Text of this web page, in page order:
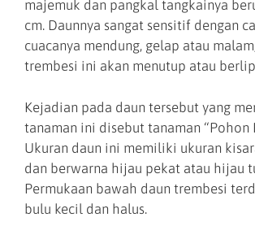
majemuk dan pangkal tangkainya
cm. Daunnya sangat sensitif dengan
cuacanya mendung, gelap atau
trembesi ini akan menutup atau
Kejadian pada daun tersebut yang
tanaman ini disebut tanaman “Pohon
Ukuran daun ini memiliki ukuran
dan berwarna hijau pekat atau hijau
Permukaan bawah daun trembesi
bulu kecil dan halus.